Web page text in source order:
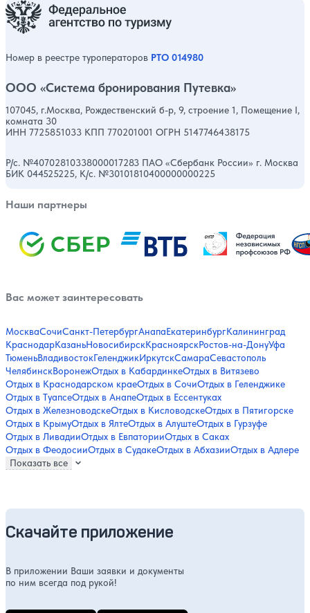
Номер в реестре туроператоров РТО 014980
ООО «Система бронирования Путевка»
107045, г.Москва, Рождественский б-р, 9, строение 1, Помещение I,
комната 30
ИНН 7725851033 КПП 770201001 ОГРН 5147746438175
Р/с. №40702810338000017283 ПАО «Сбербанк России» г. Москва
БИК 044525225, К/с. №30101810400000000225
Наши партнеры
Вас может заинтересовать
МоскваСочиСанкт-ПетербургАнапаЕкатеринбургКалининград
КраснодарКазаньНовосибирскКрасноярскРостов-на-ДонуУфа
ТюменьВладивостокГеленджикИркутскСамараСевастополь
ЧелябинскВоронежОтдых в КабардинкеОтдых в Витязево
Отдых в Краснодарском краеОтдых в СочиОтдых в Геленджике
Отдых в ТуапсеОтдых в АнапеОтдых в Ессентуках
Отдых в ЖелезноводскеОтдых в КисловодскеОтдых в Пятигорске
Отдых в КрымуОтдых в ЯлтеОтдых в АлуштеОтдых в Гурзуфе
Отдых в ЛивадииОтдых в ЕвпаторииОтдых в Саках
Отдых в ФеодосииОтдых в СудакеОтдых в АбхазииОтдых в Адлере
Показать все
Скачайте приложение
В приложении Ваши заявки и документы
по ним всегда под рукой!